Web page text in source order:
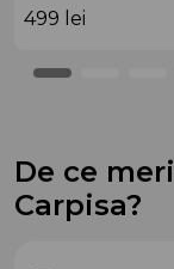
499 lei
De ce
Carpisa?